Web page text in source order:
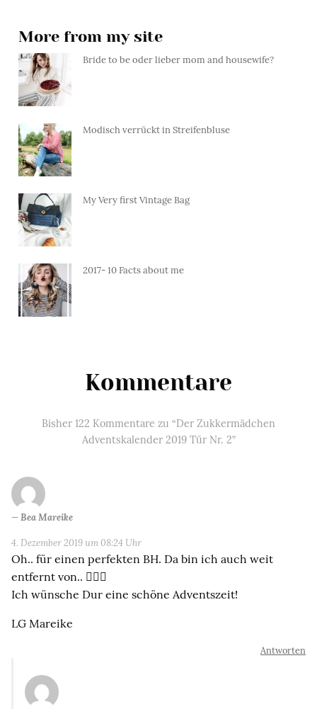
More from my site
Bride to be oder lieber mom and housewife?
Modisch verrückt in Streifenbluse
My Very first Vintage Bag
2017- 10 Facts about me
Kommentare
Bisher 122 Kommentare zu “Der Zukkermädchen
Adventskalender 2019 Tür Nr. 2”
Bea Mareike
4. Dezember 2019 um 08:24 Uhr
Oh.. für einen perfekten BH. Da bin ich auch weit
entfernt von.. 🙆🏼‍♀️
Ich wünsche Dur eine schöne Adventszeit!
LG Mareike
Antworten